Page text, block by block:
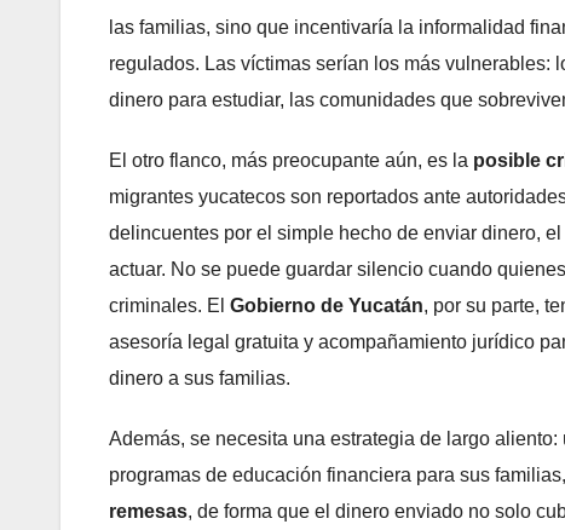
las familias, sino que incentivaría la informalidad
regulados. Las víctimas serían los más
dinero para estudiar, las comunidades que
El otro flanco, más preocupante aún, es la posible
migrantes yucatecos son reportados ante
delincuentes por el simple hecho de enviar dinero,
actuar. No se puede guardar silencio cuando
criminales. El Gobierno de Yucatán, por su parte,
asesoría legal gratuita y acompañamiento jurídico
dinero a sus familias.
Además, se necesita una estrategia de largo aliento:
programas de educación financiera para sus
remesas, de forma que el dinero enviado no solo